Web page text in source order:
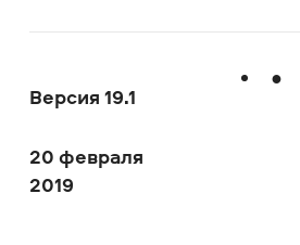
Версия 19.1
20 февраля
2019